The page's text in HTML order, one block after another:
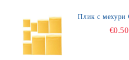
€0.50